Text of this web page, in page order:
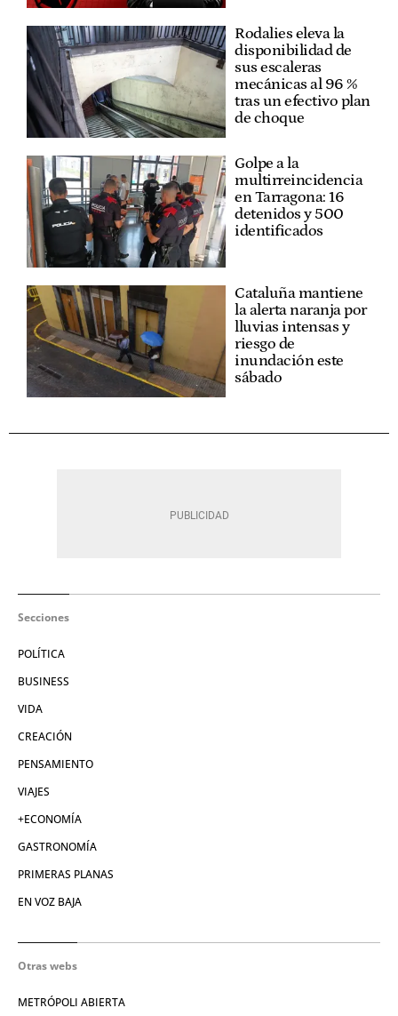
Rodalies eleva la
disponibilidad de
sus escaleras
mecánicas al 96 %
tras un efectivo plan
de choque
Golpe a la
multirreincidencia
en Tarragona: 16
detenidos y 500
identificados
Cataluña mantiene
la alerta naranja por
lluvias intensas y
riesgo de
inundación este
sábado
Secciones
POLÍTICA
BUSINESS
VIDA
CREACIÓN
PENSAMIENTO
VIAJES
+ECONOMÍA
GASTRONOMÍA
PRIMERAS PLANAS
EN VOZ BAJA
Otras webs
METRÓPOLI ABIERTA